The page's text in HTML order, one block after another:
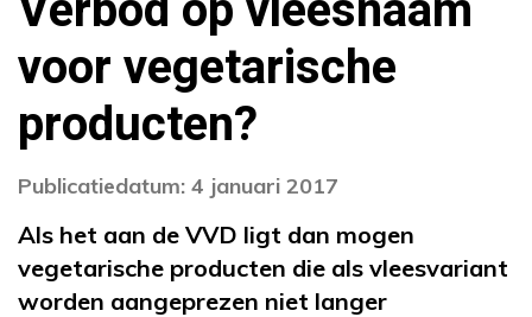
voor vegetarische
producten?
Publicatiedatum: 4 januari 2017
Als het aan de VVD ligt dan mogen
vegetarische producten die als vleesvariant
worden aangeprezen niet langer